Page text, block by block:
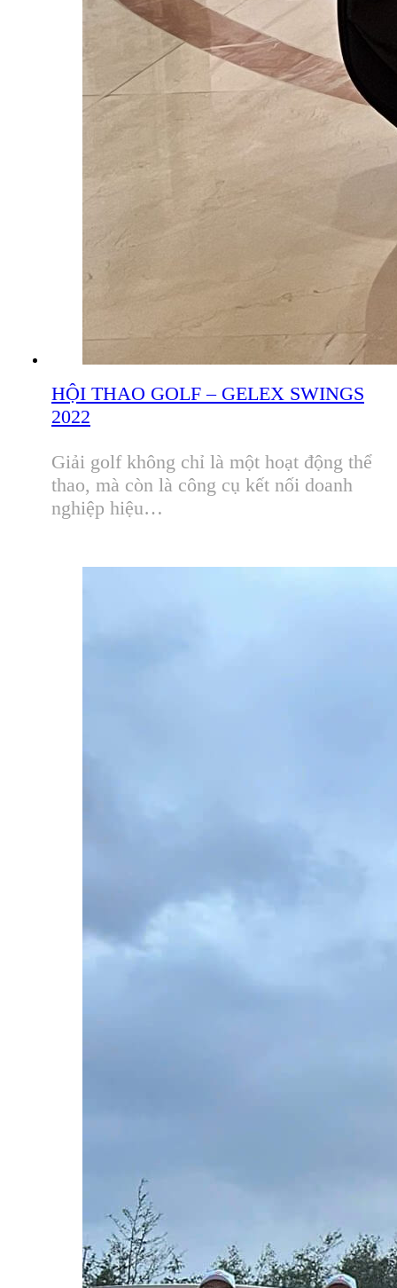
HỘI THAO GOLF – GELEX SWINGS
2022
Giải golf không chỉ là một hoạt động thể
thao, mà còn là công cụ kết nối doanh
nghiệp hiệu…